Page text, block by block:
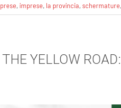
, imprese, la provincia,schermature,
THE YELLOW